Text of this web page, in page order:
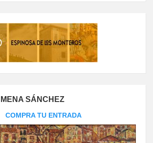
SÁNCHEZ
COMPRA TU ENTRADA